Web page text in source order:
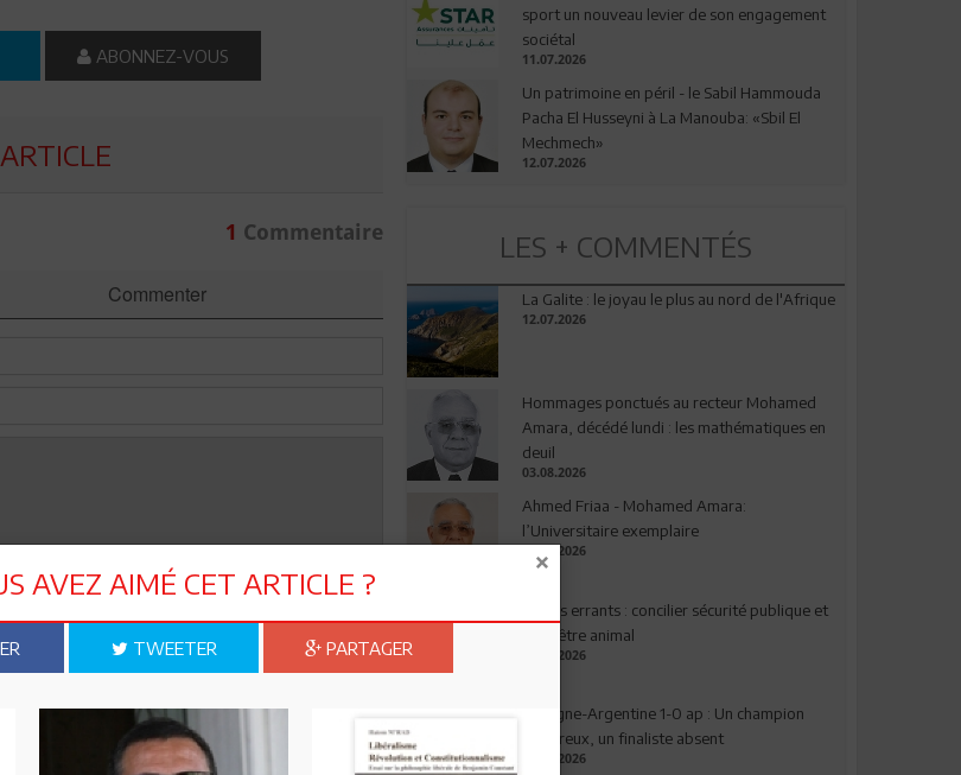
ABONNEZ-VOUS
1 Commentaire
Commenter
Envoyer
sport un nouveau levier de son engagement
sociétal
11.07.2026
Un patrimoine en péril - le Sabil Hammouda
Pacha El Husseyni à La Manouba: «Sbil El
Mechmech»
12.07.2026
LES + COMMENTÉS
La Galite : le joyau le plus au nord de l'Afrique
12.07.2026
Hommages ponctués au recteur Mohamed
Amara, décédé lundi : les mathématiques en
deuil
03.08.2026
Ahmed Friaa - Mohamed Amara:
l’Universitaire exemplaire
04.08.2026
Chiens errants : concilier sécurité publique et
bien-être animal
17.07.2026
Espagne-Argentine 1-0 ap : Un champion
valeureux, un finaliste absent
19.07.2026
AVEZ AIMÉ CET ARTICLE ?
TWEETER PARTAGER